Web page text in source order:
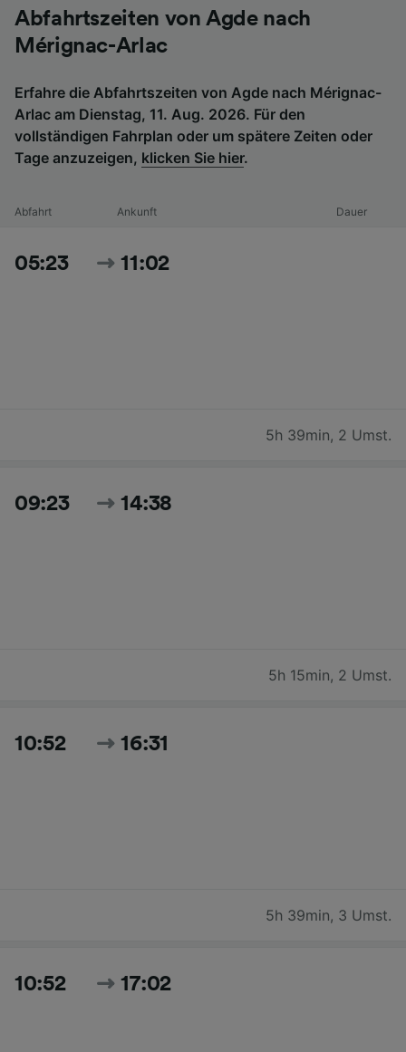
Abfahrtszeiten von Agde nach
Mérignac-Arlac
Erfahre die Abfahrtszeiten von Agde nach Mérignac-
Arlac am Dienstag, 11. Aug. 2026. Für den
vollständigen Fahrplan oder um spätere Zeiten oder
Tage anzuzeigen, klicken Sie hier.
Abfahrt Ankunft Dauer
05:23 11:02
5h 39min, 2 Umst.
09:23 14:38
5h 15min, 2 Umst.
10:52 16:31
5h 39min, 3 Umst.
10:52 17:02